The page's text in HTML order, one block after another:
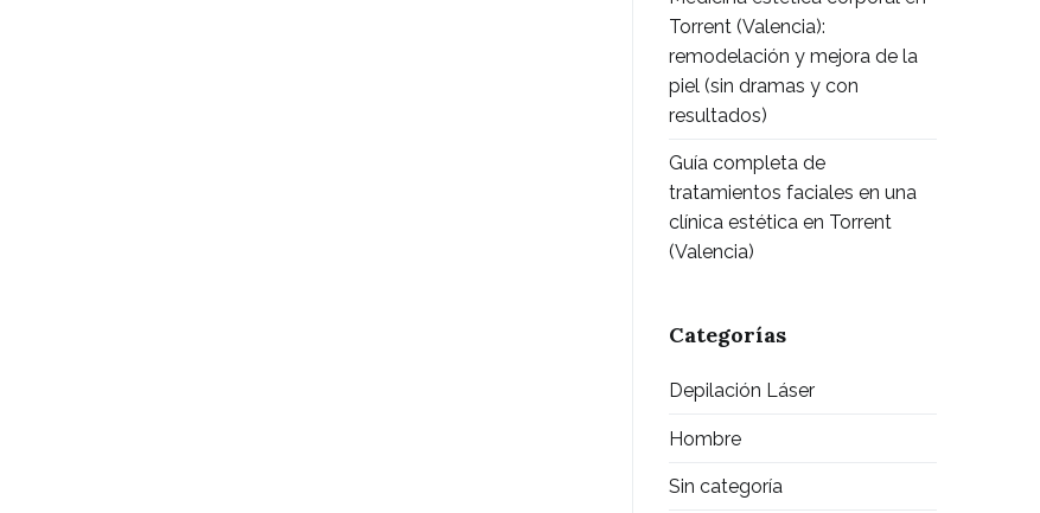
Torrent (Valencia):
remodelación y mejora de la
piel (sin dramas y con
resultados)
Guía completa de
tratamientos faciales en una
clínica estética en Torrent
(Valencia)
Categorías
Depilación Láser
Hombre
Sin categoría